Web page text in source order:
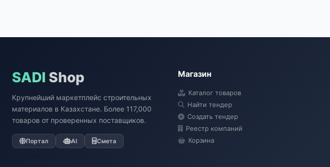
SADI Shop
Крупнейший маркетплейс строительных
материалов в Казахстане. Более 117,000
товаров от проверенных поставщиков.
Портал AI Смета
Магазин
Каталог товаров
Найти тендер
Создать тендер
Реестр компаний
Корзина